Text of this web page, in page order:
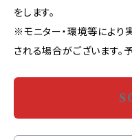
をします。
※モニター・環境等により
される場合がございます。